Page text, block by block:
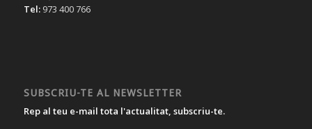
Tel: 973 400 766
SUBSCRIU-TE AL NEWSLETTER
Rep al teu e-mail tota l'actualitat, subscriu-te.